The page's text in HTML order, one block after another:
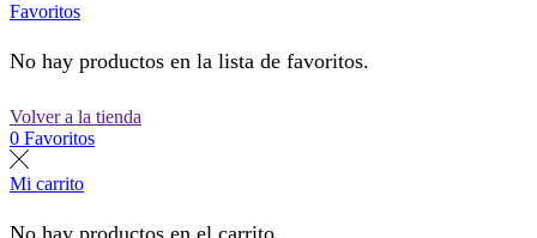
Favoritos
No hay productos en la lista de favoritos.
Volver a la tienda
0 Favoritos
Mi carrito